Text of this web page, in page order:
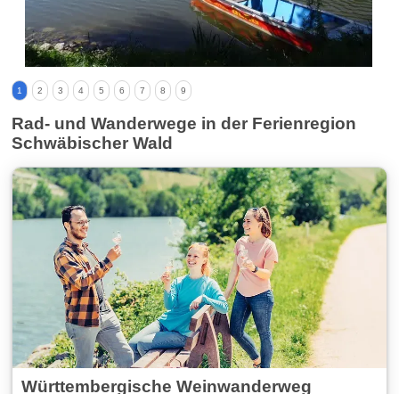
1 2 3 4 5 6 7 8 9
Rad- und Wanderwege in der Ferienregion
Schwäbischer Wald
Württembergische Weinwanderweg